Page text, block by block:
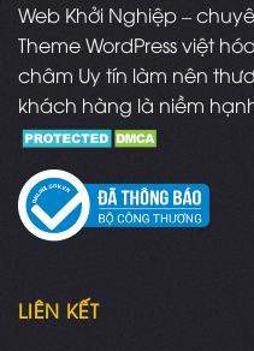
Web Khởi Nghiệp –
Theme WordPress việt
châm Uy tín làm nên
khách hàng là niềm
LIÊN KẾT